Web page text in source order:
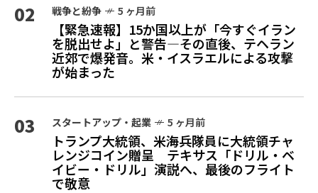
02 戦争と紛争 5 ヶ月前
【緊急速報】15か国以上が「今すぐイラン
を脱出せよ」と警告—その直後、テヘラン
近郊で爆発音。米・イスラエルによる攻撃
が始まった
03 スタートアップ・起業 5 ヶ月前
トランプ大統領、米海兵隊員に大統領チャ
レンジコイン贈呈 テキサス「ドリル・ベ
イビー・ドリル」演説へ、最後のフライト
で敬意